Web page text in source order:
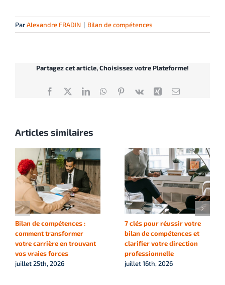
ParAlexandre FRADIN | Bilan de compétences
Partagez cet article, Choisissez votre Plateforme!
Facebook
X LinkedInWhatsApp
Pinterest
Vk Xing Email
Articles similaires
Bilan de compétences :
comment transformer
votre carrière en trouvant
vos vraies forces
juillet 25th, 2026
7 clés pour réussir votre
bilan de compétences et
clarifier votre direction
professionnelle
juillet 16th, 2026